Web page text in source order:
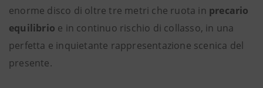
enorme disco di oltre tre metri che ruota in precario
equilibrio e in continuo rischio di collasso, in una
perfetta e inquietante rappresentazione scenica del
presente.